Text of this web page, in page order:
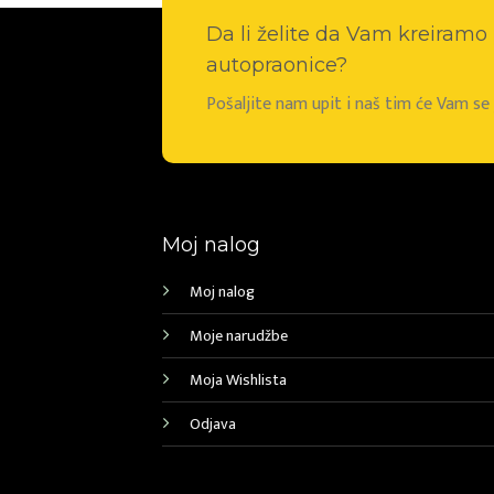
Da li želite da Vam
autopraonice?
Pošaljite nam upit i naš tim će Vam
Moj nalog
Moj nalog
Moje narudžbe
Moja Wishlista
Odjava